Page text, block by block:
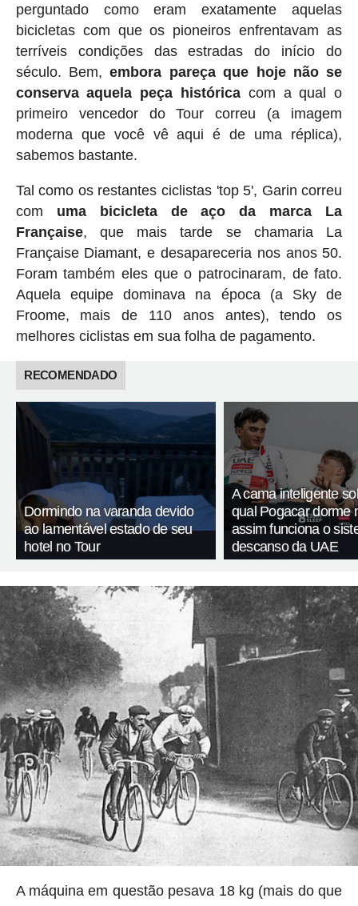
perguntado como eram exatamente aquelas
bicicletas com que os pioneiros enfrentavam as
terríveis condições das estradas do início do
século. Bem,embora pareça que hoje não se
conserva aquela peça histórica com a qual o
primeiro vencedor do Tour correu (a imagem
moderna que você vê aqui é de uma réplica),
sabemos bastante.
Tal como os restantes ciclistas 'top 5', Garin correu
com uma bicicleta de aço da marca La
Française, que mais tarde se chamaria La
Française Diamant, e desapareceria nos anos 50.
Foram também eles que o patrocinaram, de fato.
Aquela equipe dominava na época (a Sky de
Froome, mais de 110 anos antes), tendo os
melhores ciclistas em sua folha de pagamento.
RECOMENDADO
Dormindo na varanda devido
ao lamentável estado de seu
hotel no Tour
A cama inteligente
qual Pogacar dorme
assim funciona o
descanso da UAE
A máquina em questão pesava 18 kg (mais do que